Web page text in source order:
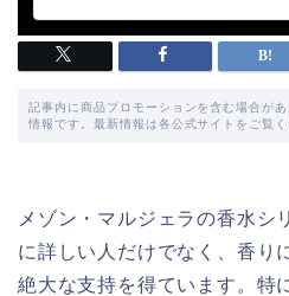
記事内に商品プロモーションを含む場合が
情報です。最新情報は各公式サイトをご覧く
メゾン・マルジェラの香水シ
に詳しい人だけでなく、香り
絶大な支持を得ています。特